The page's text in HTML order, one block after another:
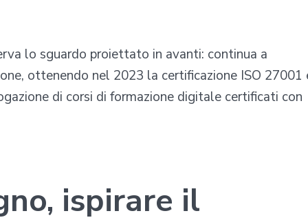
lo sguardo proiettato in avanti: continua a
ottenendo nel 2023 la certificazione ISO 27001
di corsi di formazione digitale certificati con
ispirare il